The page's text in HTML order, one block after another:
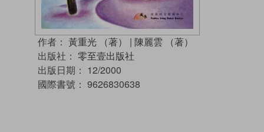
作者： 黃重光 （著） | 陳麗雲 （著）
出版社： 零至壹出版社
出版日期： 12/2000
國際書號： 9626830638